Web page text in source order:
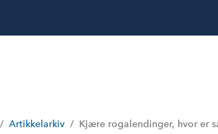
Artikkelarkiv Kjære rogalendinger, hvor er